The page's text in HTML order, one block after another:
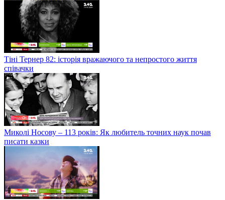
Тіні Тернер 82: історія вражаючого та непростого життя
співачки
Миколі Носову – 113 років: Як любитель точних наук почав
писати казки